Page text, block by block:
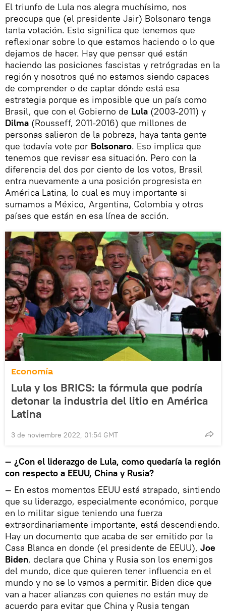
El triunfo de Lula nos alegra muchísimo, nos
preocupa que (el presidente Jair) Bolsonaro tenga
tanta votación. Esto significa que tenemos que
reflexionar sobre lo que estamos haciendo o lo que
dejamos de hacer. Hay que pensar qué están
haciendo las posiciones fascistas y retrógradas en la
región y nosotros qué no estamos siendo capaces
de comprender o de captar dónde está esa
estrategia porque es imposible que un país como
Brasil, que con el Gobierno de Lula (2003-2011) y
Dilma (Rousseff, 2011-2016) que millones de
personas salieron de la pobreza, haya tanta gente
que todavía vote por Bolsonaro. Eso implica que
tenemos que revisar esa situación. Pero con la
diferencia del dos por ciento de los votos, Brasil
entra nuevamente a una posición progresista en
América Latina, lo cual es muy importante si
sumamos a México, Argentina, Colombia y otros
países que están en esa línea de acción.
Economía
Lula y los BRICS: la fórmula que podría
detonar la industria del litio en América
Latina
3 de noviembre 2022, 01:54 GMT
— ¿Con el liderazgo de Lula, como quedaría la región
con respecto a EEUU, China y Rusia?
— En estos momentos EEUU está atrapado, sintiendo
que su liderazgo, especialmente económico, porque
en lo militar sigue teniendo una fuerza
extraordinariamente importante, está descendiendo.
Hay un documento que acaba de ser emitido por la
Casa Blanca en donde (el presidente de EEUU), Joe
Biden, declara que China y Rusia son los enemigos
del mundo, dice que quieren tener influencia en el
mundo y no se lo vamos a permitir. Biden dice que
van a hacer alianzas con quienes no están muy de
acuerdo para evitar que China y Rusia tengan